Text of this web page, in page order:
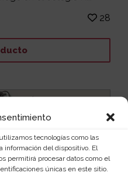
tecnologías como las
información del dispositivo. El
permitirá procesar datos como el
únicas en este sitio.
28